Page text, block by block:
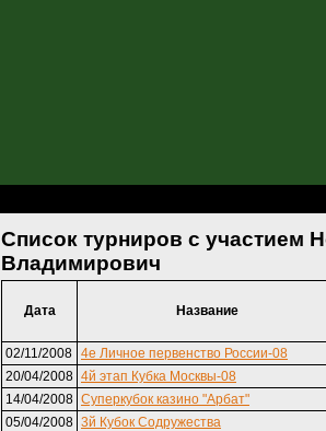
Список турниров с участием
Владимирович
Дата Название
02/11/2008 4е Личное первенство России-08
20/04/2008 4й этап Кубка Москвы-08
14/04/2008 Суперкубок казино "Арбат"
05/04/2008 3й Кубок Содружества